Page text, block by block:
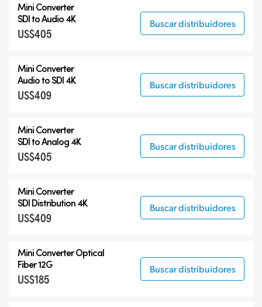
Mini Converter
SDI to Audio 4K
US$405
Buscar distribuidores
Mini Converter
Audio to SDI 4K
US$409
Buscar distribuidores
Mini Converter
SDI to Analog 4K
US$405
Buscar distribuidores
Mini Converter
SDI Distribution 4K
US$409
Buscar distribuidores
Mini Converter Optical
Fiber 12G
US$185
Buscar distribuidores